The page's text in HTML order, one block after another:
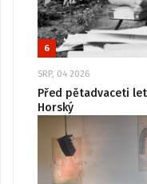
6
SRP, 04 2026
Před pětadvaceti
Horský